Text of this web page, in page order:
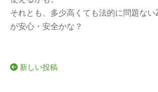
それとも、多少高くても法的に問題な
が安心・安全かな？
新しい投稿